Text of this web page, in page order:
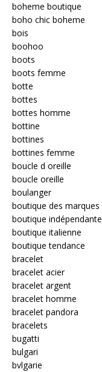
boheme boutique
boho chic boheme
bois
boohoo
boots
boots femme
botte
bottes
bottes homme
bottine
bottines
bottines femme
boucle d oreille
boucle oreille
boulanger
boutique des marques
boutique indépendante
boutique italienne
boutique tendance
bracelet
bracelet acier
bracelet argent
bracelet homme
bracelet pandora
bracelets
bugatti
bulgari
bvlgarie